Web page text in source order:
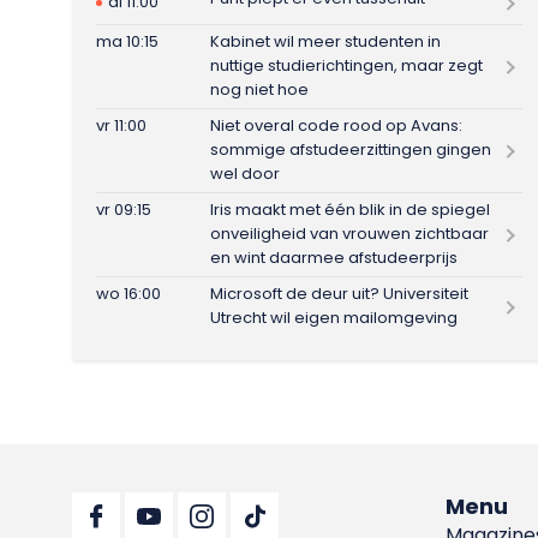
ma 10:15
Kabinet wil meer studenten in
nuttige studierichtingen, maar zegt
nog niet hoe
vr 11:00
Niet overal code rood op Avans:
sommige afstudeerzittingen gingen
wel door
vr 09:15
Iris maakt met één blik in de spiegel
onveiligheid van vrouwen zichtbaar
en wint daarmee afstudeerprijs
wo 16:00
Microsoft de deur uit? Universiteit
Utrecht wil eigen mailomgeving
Menu